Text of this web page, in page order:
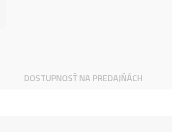
DOSTUPNOSŤ NA PREDAJŇÁCH